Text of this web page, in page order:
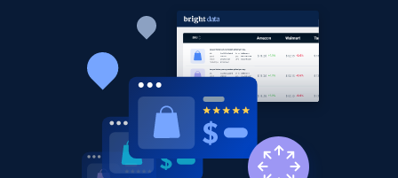
375+ 今すぐ始める
Amazon products global dataset - Collect
products from Brands URLs
Title, Seller name, Brand, Description, Initial